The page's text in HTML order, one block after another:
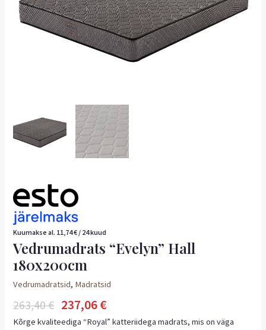
Kuumakse al. 11,74€ / 24 kuud
Vedrumadrats “Evelyn” Hall
180x200cm
Vedrumadratsid, Madratsid
263,40€ 237,06€
Kõrge kvaliteediga “Royal” katteriidega madrats, mis on väga